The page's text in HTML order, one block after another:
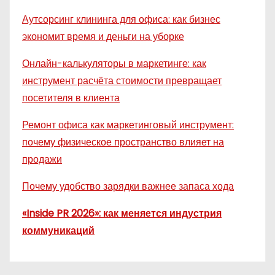
Аутсорсинг клининга для офиса: как бизнес
экономит время и деньги на уборке
Онлайн-калькуляторы в маркетинге: как
инструмент расчёта стоимости превращает
посетителя в клиента
Ремонт офиса как маркетинговый инструмент:
почему физическое пространство влияет на
продажи
Почему удобство зарядки важнее запаса хода
«Inside PR 2026»: как меняется индустрия
коммуникаций